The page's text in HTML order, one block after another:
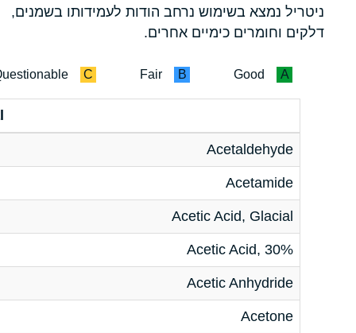
ניטריל נמצא בשימוש נרחב הודות לעמידותו בשמנים,
דלקים וחומרים כימיים אחרים.
A
Good
B
Fair
C
Acetaldehyde
Acetamide
Acetic Acid, Glacial
Acetic Acid, 30%
Acetic Anhydride
Acetone